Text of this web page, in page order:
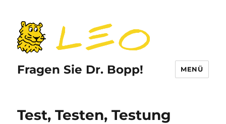
Fragen Sie Dr. Bopp! MENÜ
Test, Testen, Testung